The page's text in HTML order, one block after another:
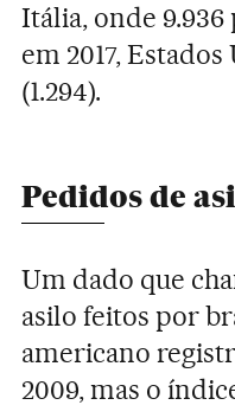
Itália, onde
em 2017,
(1.294).
Pedidos de
Um dado que
asilo feitos por
americano
2009, mas o